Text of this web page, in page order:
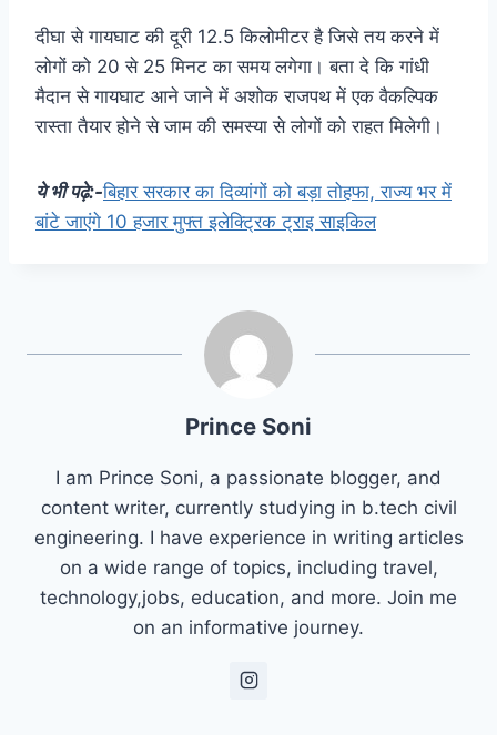
दीघा से गायघाट की दूरी 12.5 किलोमीटर है जिसे तय करने में
लोगों को 20 से 25 मिनट का समय लगेगा। बता दे कि गांधी
मैदान से गायघाट आने जाने में अशोक राजपथ में एक वैकल्पिक
रास्ता तैयार होने से जाम की समस्या से लोगों को राहत मिलेगी।
ये भी पढ़े:-बिहार सरकार का दिव्यांगों को बड़ा तोहफा, राज्य भर में
बांटे जाएंगे 10 हजार मुफ्त इलेक्ट्रिक ट्राइ साइकिल
Prince Soni
I am Prince Soni, a passionate blogger, and
content writer, currently studying in b.tech civil
engineering. I have experience in writing articles
on a wide range of topics, including travel,
technology,jobs, education, and more. Join me
on an informative journey.